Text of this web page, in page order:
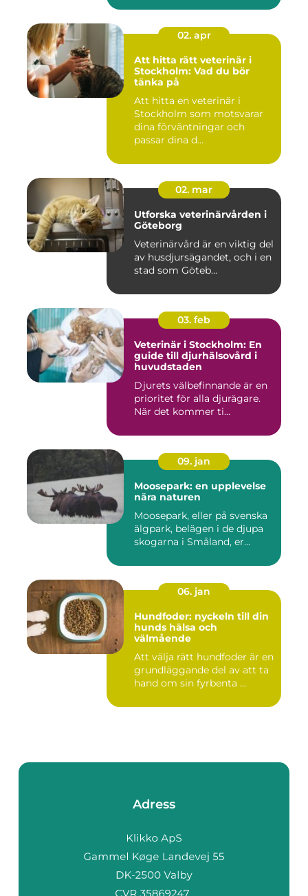
02. apr
Att hitta rätt veterinär i
Stockholm: Vad du bör
tänka på
Att hitta en veterinär i
Stockholm som motsvarar
dina förväntningar och
passar dina d...
02. mar
Utforska veterinärvården i
Göteborg
Veterinärvård är en viktig del
av husdjursägandet, och i en
stad som Göteb...
03. feb
Veterinär i Stockholm: En
guide till djurhälsovård i
huvudstaden
Djurets välbefinnande är en
prioritet för alla djurägare.
När det kommer ti...
09. jan
Moosepark: en upplevelse
nära naturen
Moosepark, eller på svenska
älgpark, belägen i de djupa
skogarna i Småland, er...
06. jan
Hundfoder: nyckeln till din
hunds hälsa och
välmående
Att välja rätt hundfoder är en
grundläggande del av att ta
hand om sin fyrbenta ...
Adress